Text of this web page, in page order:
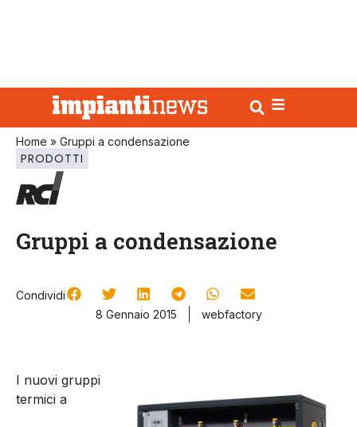
Home » Gruppi a condensazione
PRODOTTI
Gruppi a condensazione
Condividi
8 Gennaio 2015
webfactory
I nuovi gruppi
termici a